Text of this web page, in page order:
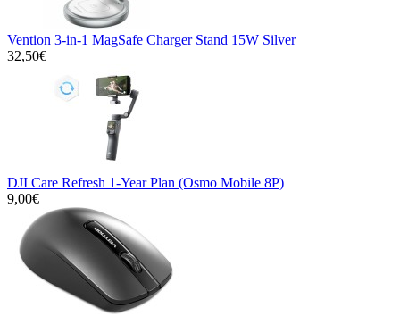
Vention 3-in-1 MagSafe Charger Stand 15W Silver
32,50€
DJI Care Refresh 1-Year Plan (Osmo Mobile 8P)
9,00€